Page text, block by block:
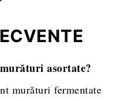
asortate?
murături fermentate